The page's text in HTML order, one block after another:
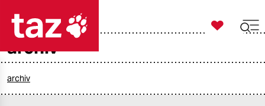

taz zahl ich
archiv
archiv